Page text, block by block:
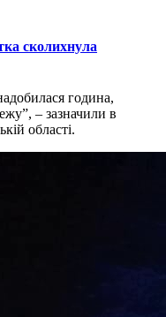
сколихнула
година,
– зазначили в
області.